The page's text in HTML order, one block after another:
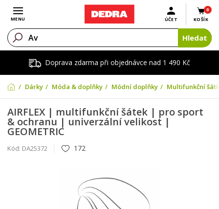
Doprava zdarma při objednávce nad 1 490 Kč
Otevřít menu
MENU
0
KOŠÍK
ÚČET
Hledat
Dárky Móda & doplňky Módní doplňky Multifunkční
AIRFLEX | multifunkční šátek | pro sport
& ochranu | univerzální velikost |
GEOMETRIC
Kód: DA25372 172